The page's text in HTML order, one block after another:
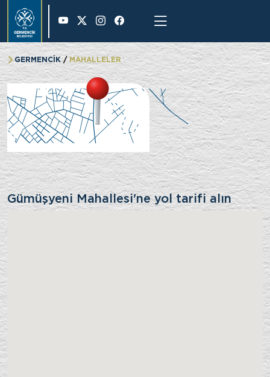
28 °
GERMENCİK MAHALLELER
Gümüşyeni Mahallesi
Gümüşyeni Mahallesi'ne yol tarifi alın